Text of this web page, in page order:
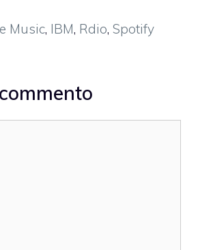
Music, IBM, Rdio,Spotify